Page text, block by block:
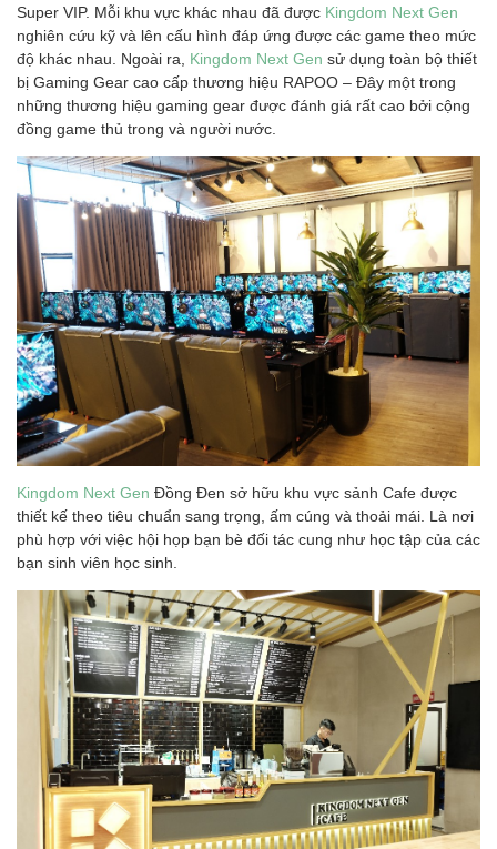
Super VIP. Mỗi khu vực khác nhau đã được Kingdom Next Gen
nghiên cứu kỹ và lên cấu hình đáp ứng được các game theo mức
độ khác nhau. Ngoài ra, Kingdom Next Gen sử dụng toàn bộ thiết
bị Gaming Gear cao cấp thương hiệu RAPOO – Đây một trong
những thương hiệu gaming gear được đánh giá rất cao bởi cộng
đồng game thủ trong và người nước.
Kingdom Next Gen Đồng Đen sở hữu khu vực sảnh Cafe được
thiết kế theo tiêu chuẩn sang trọng, ấm cúng và thoải mái. Là nơi
phù hợp với việc hội họp bạn bè đối tác cung như học tập của các
bạn sinh viên học sinh.